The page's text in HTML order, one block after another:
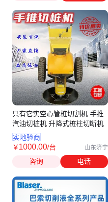
只有它实空心管桩切割机 手推
汽油切桩机 升降式桩柱切断机
实地验商
￥1000.00/台 山东济宁
咨询 电话